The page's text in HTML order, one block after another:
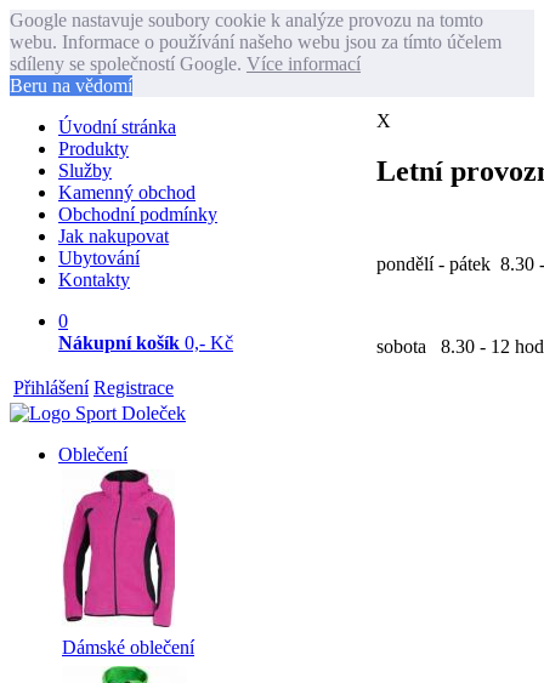
Google nastavuje soubory cookie k analýze provozu na tomto
webu. Informace o používání našeho webu jsou za tímto účelem
sdíleny se společností Google. Více informací
Beru na vědomí
X
Letní
pondělí - pátek 8.30
sobota 8.30 - 12 hod
Úvodní stránka
Produkty
Služby
Kamenný obchod
Obchodní podmínky
Jak nakupovat
Ubytování
Kontakty
0
Nákupní košík 0,- Kč
Přihlášení Registrace
Oblečení
Dámské oblečení